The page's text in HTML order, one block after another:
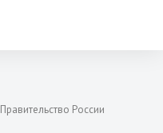
Правительство России